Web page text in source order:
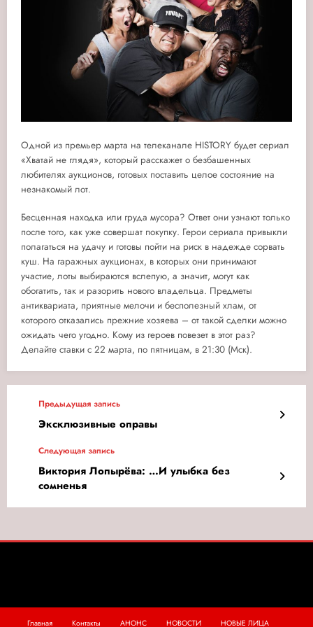
Одной из премьер марта на телеканале HISTORY будет сериал
«Хватай не глядя», который расскажет о безбашенных
любителях аукционов, готовых поставить целое состояние на
незнакомый лот.
Бесценная находка или груда мусора? Ответ они узнают только
после того, как уже совершат покупку. Герои сериала привыкли
полагаться на удачу и готовы пойти на риск в надежде сорвать
куш. На гаражных аукционах, в которых они принимают
участие, лоты выбираются вслепую, а значит, могут как
обогатить, так и разорить нового владельца. Предметы
антиквариата, приятные мелочи и бесполезный хлам, от
которого отказались прежние хозяева – от такой сделки можно
ожидать чего угодно. Кому из героев повезет в этот раз?
Делайте ставки с 22 марта, по пятницам, в 21:30 (Мск).
Предыдущая запись
Эксклюзивные оправы
Следующая запись
Виктория Лопырёва: …И улыбка без
сомненья
Главная Контакты АНОНС НОВОСТИ НОВЫЕ ЛИЦА